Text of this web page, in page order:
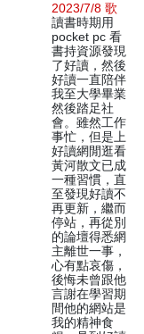
2023/7/8 歌
讀書時期用
pocket pc 看
書持資源發現
了好讀，然後
好讀一直陪伴
我至大學畢業
然後踏足社
會。雖然工作
事忙，但是上
好讀網閒逛看
黃河散文已成
一種習慣，直
至發現好讀不
再更新，繼而
停站，再從別
的論壇得悉網
主離世一事，
心有點哀傷，
後悔未曾跟他
言謝在學習期
間他的網站是
我的精神食